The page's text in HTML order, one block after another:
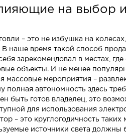
на выбор
– это не избушка на
В наше время такой способ
зарекомендовал в местах, где
объекты. И не менее
массовые мероприятия –
полная автономность здесь
быть готов владелец, это
для использования
– это круглогодичность таких
источники света